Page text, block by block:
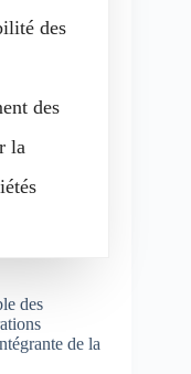
des
des
la
des
de la